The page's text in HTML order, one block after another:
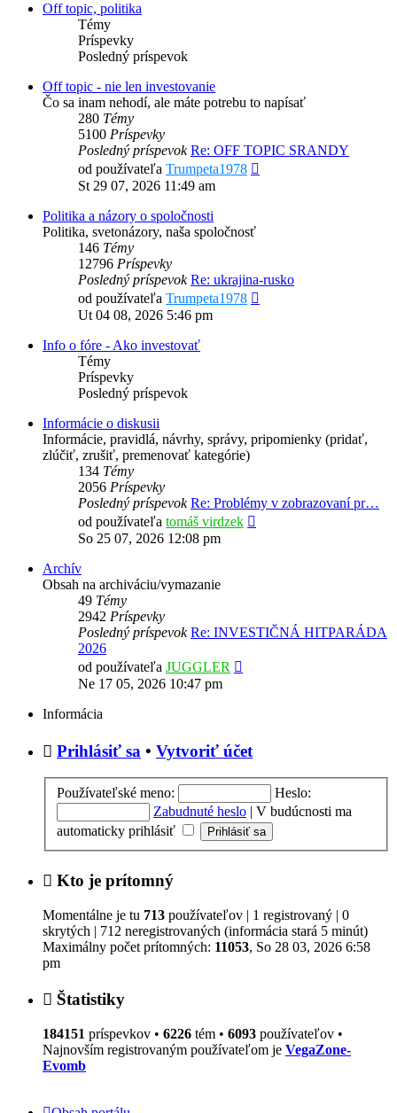
Off topic, politika
Témy
Príspevky
Posledný príspevok
Off topic - nie len investovanie
Čo sa inam nehodí, ale máte potrebu to napísať
280 Témy
5100 Príspevky
Posledný príspevok Re: OFF TOPIC SRANDY
od používateľa Trumpeta1978
St 29 07, 2026 11:49 am
Politika a názory o spoločnosti
Politika, svetonázory, naša spoločnosť
146 Témy
12796 Príspevky
Posledný príspevok Re: ukrajina-rusko
od používateľa Trumpeta1978
Ut 04 08, 2026 5:46 pm
Info o fóre - Ako investovať
Témy
Príspevky
Posledný príspevok
Informácie o diskusii
Informácie, pravidlá, návrhy, správy, pripomienky (pridať,
zlúčiť, zrušiť, premenovať kategórie)
134 Témy
2056 Príspevky
Posledný príspevok Re: Problémy v zobrazovaní pr…
od používateľa tomáš virdzek
So 25 07, 2026 12:08 pm
Archív
Obsah na archiváciu/vymazanie
49 Témy
2942 Príspevky
Posledný príspevok Re: INVESTIČNÁ HITPARÁDA
2026
od používateľa JUGGLER
Ne 17 05, 2026 10:47 pm
Informácia
Prihlásiť sa • Vytvoriť účet
Používateľské meno:
Heslo:
Zabudnuté heslo | V budúcnosti ma
automaticky prihlásiť
Kto je prítomný
Momentálne je tu 713 používateľov | 1 registrovaný | 0
skrytých | 712 neregistrovaných (informácia stará 5 minút)
Maximálny počet prítomných: 11053, So 28 03, 2026 6:58
pm
Štatistiky
184151 príspevkov • 6226 tém • 6093 používateľov •
Najnovším registrovaným používateľom je VegaZone-
Evomb